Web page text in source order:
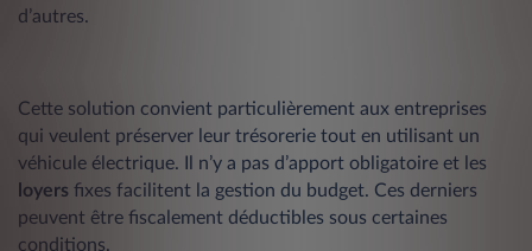
d’autres.
Cette solution convient particulièrement aux entreprises
qui veulent préserver leur trésorerie tout en utilisant un
véhicule électrique. Il n’y a pas d’apport obligatoire et les
loyers fixes facilitent la gestion du budget. Ces derniers
peuvent être fiscalement déductibles sous certaines
conditions.